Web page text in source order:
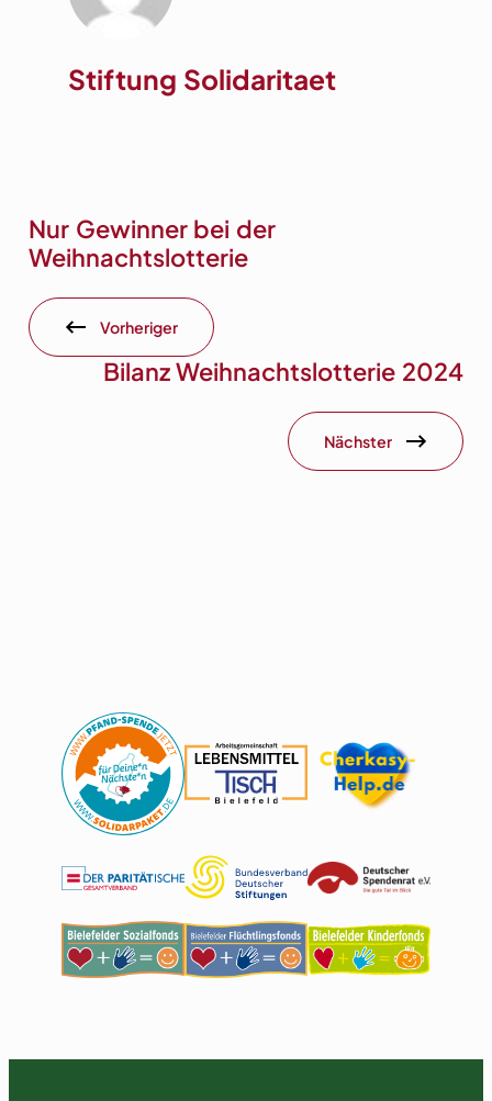
Stiftung Solidaritaet
Nur Gewinner bei der
Weihnachtslotterie
Vorheriger
Bilanz Weihnachtslotterie 2024
Nächster